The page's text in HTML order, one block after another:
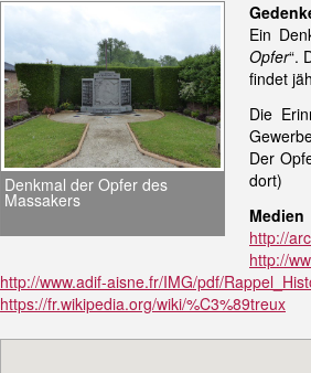
Denkmal der Opfer des
Massakers
Ein
Opfer“.
findet
Die
Der
dort)
Medien
http://
http://
http://www.adif-aisne.fr/IMG/pdf/
https://fr.wikipedia.org/wiki/%C3%89treux